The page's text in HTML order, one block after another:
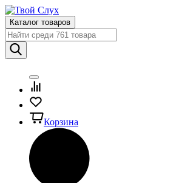
Каталог товаров
Корзина